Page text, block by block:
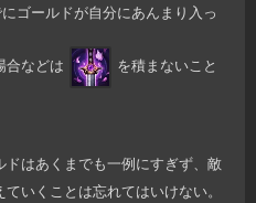
ゴールドが自分にあんまり入っ
合などは を積まないこと
はあくまでも一例にすぎず、敵
いくことは忘れてはいけない。